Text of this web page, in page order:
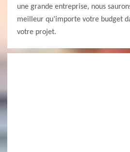
une grande entreprise, nous
meilleur qu’importe votre budget
votre projet.